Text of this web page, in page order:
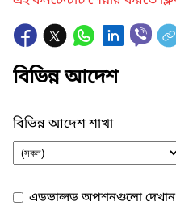
বিভিন্ন আদেশ
বিভিন্ন আদেশ শাখা
এডভান্সড অপশনগুলো দেখান